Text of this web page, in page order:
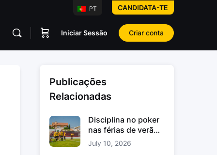
PT CANDIDATA-TE
Iniciar Sessão Criar conta
Publicações
Relacionadas
Disciplina no poker
nas férias de verão:
como manter o foco
July 10, 2026